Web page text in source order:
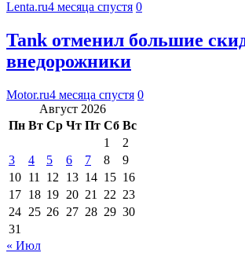
Lenta.ru4 месяца спустя 0
Tank отменил большие
внедорожники
Motor.ru4 месяца спустя 0
Август 2026
Пн Вт Ср Чт Пт Сб Вс
1
2
3
4 5 6 7 8
9
10 11 12 13 14 15 16
17 18 19 20 21 22 23
24 25 26 27 28 29 30
31
« Июл